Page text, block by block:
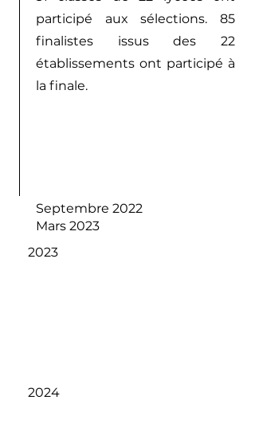
participé aux sélections. 85
finalistes issus des 22
établissements ont participé à
la finale.
Septembre 2022
Mars 2023
2023
2024